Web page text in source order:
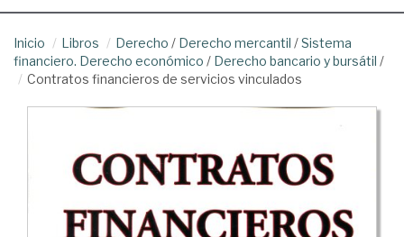
Inicio Libros Derecho / Derecho mercantil /Sistema
financiero. Derecho económico / Derecho bancario y bursátil /
Contratos financieros de servicios vinculados